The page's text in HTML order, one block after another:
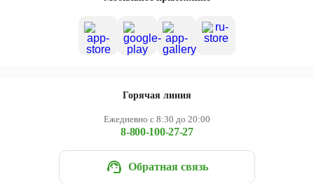
Горячая линия
Ежедневно с 8:30 до 20:00
8-800-100-27-27
Обратная связь